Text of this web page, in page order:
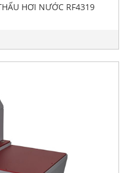
HƠI NƯỚC RF4319